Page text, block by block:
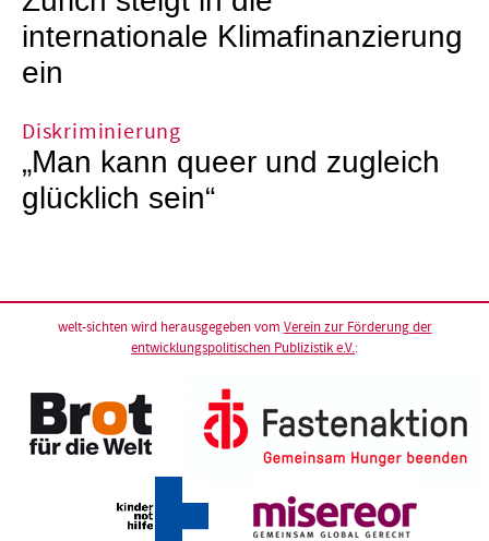
internationale Klimafinanzierung
ein
Diskriminierung
„Man kann queer und zugleich
glücklich sein“
welt-sichten wird herausgegeben vom Verein zur Förderung der
entwicklungspolitischen Publizistik e.V.: